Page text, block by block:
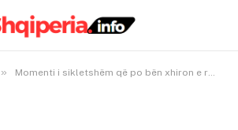
» Momenti i sikletshëm që po bën xhiron e rrjetit, i dashuri e çoi në Romë për t’i propozuar dhe ajo tha “jo”